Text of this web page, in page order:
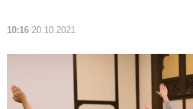
10:16 20.10.2021